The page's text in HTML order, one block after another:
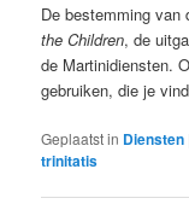
De bestemming
the Children, de
de Martinidiensten.
gebruiken, die je
Geplaatst in Diensten
trinitatis